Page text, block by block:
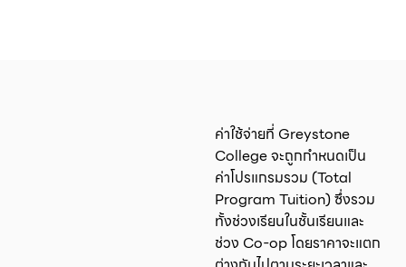
ค่าใช้จ่ายที่ Greystone
College จะถูกกำหนดเป็น
ค่าโปรแกรมรวม (Total
Program Tuition) ซึ่งรวม
ทั้งช่วงเรียนในชั้นเรียนและ
ช่วง Co-op โดยราคาจะแตก